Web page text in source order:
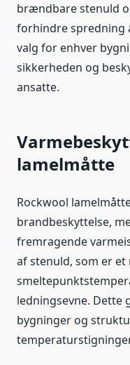
brændbare stenuld
forhindre spredning
valg for enhver
sikkerheden og
ansatte.
lamelmåtte
Rockwool
brandbeskyttelse,
fremragende
af stenuld, som er
ledningsevne. Dette
bygninger og